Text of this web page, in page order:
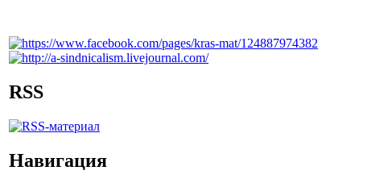
RSS
Навигация